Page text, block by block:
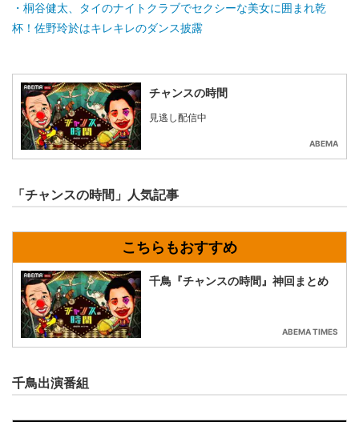
桐谷健太、タイのナイトクラブでセクシーな美女に囲まれ乾
杯！佐野玲於はキレキレのダンス披露
チャンスの時間
見逃し配信中
ABEMA
「チャンスの時間」人気記事
千鳥『チャンスの時間』神回まとめ
ABEMA TIMES
千鳥出演番組